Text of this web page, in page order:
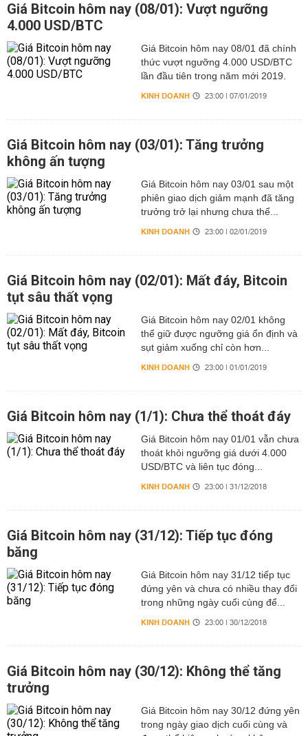
Giá Bitcoin hôm nay (08/01): Vượt ngưỡng
4.000 USD/BTC
Giá Bitcoin hôm nay 08/01 đã chính
thức vượt ngưỡng 4.000 USD/BTC
lần đầu tiên trong năm mới 2019.
KINH DOANH 23:00 | 07/01/2019
Giá Bitcoin hôm nay (03/01): Tăng trưởng
không ấn tượng
Giá Bitcoin hôm nay 03/01 sau một
phiên giao dịch giảm mạnh đã tăng
trưởng trở lại nhưng chưa thể...
KINH DOANH 23:00 | 02/01/2019
Giá Bitcoin hôm nay (02/01): Mất đáy, Bitcoin
tụt sâu thất vọng
Giá Bitcoin hôm nay 02/01 không
thể giữ được ngưỡng giá ổn định và
sụt giảm xuống chỉ còn hơn...
KINH DOANH 23:00 | 01/01/2019
Giá Bitcoin hôm nay (1/1): Chưa thể thoát đáy
Giá Bitcoin hôm nay 01/01 vẫn chưa
thoát khỏi ngưỡng giá dưới 4.000
USD/BTC và liên tục đóng...
KINH DOANH 23:00 | 31/12/2018
Giá Bitcoin hôm nay (31/12): Tiếp tục đóng
băng
Giá Bitcoin hôm nay 31/12 tiếp tục
đứng yên và chưa có nhiều thay đổi
trong những ngày cuối cùng để...
KINH DOANH 23:00 | 30/12/2018
Giá Bitcoin hôm nay (30/12): Không thể tăng
trưởng
Giá Bitcoin hôm nay 30/12 đứng yên
trong ngày giao dịch cuối cùng và